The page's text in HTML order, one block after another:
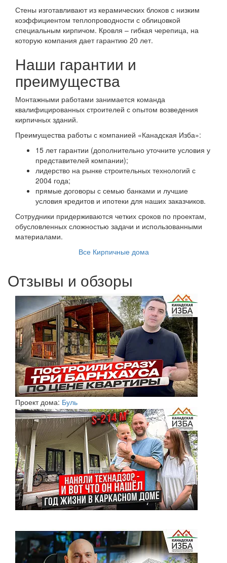
Стены изготавливают из керамических блоков с низким
коэффициентом теплопроводности с облицовкой
специальным кирпичом. Кровля – гибкая черепица, на
которую компания дает гарантию 20 лет.
Наши гарантии и
преимущества
Монтажными работами занимается команда
квалифицированных строителей с опытом возведения
кирпичных зданий.
Преимущества работы с компанией «Канадская Изба»:
15 лет гарантии (дополнительно уточните условия у
представителей компании);
лидерство на рынке строительных технологий с
2004 года;
прямые договоры с семью банками и лучшие
условия кредитов и ипотеки для наших заказчиков.
Сотрудники придерживаются четких сроков по проектам,
обусловленных сложностью задачи и использованными
материалами.
Все Кирпичные дома
Отзывы и обзоры
Проект дома: Буль